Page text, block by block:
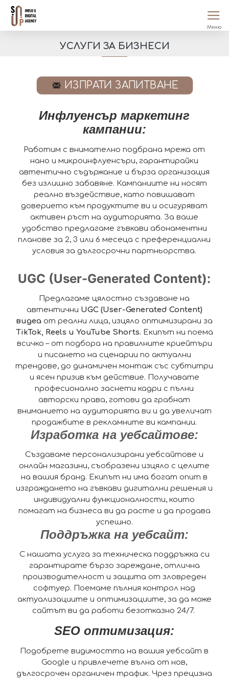
УСЛУГИ ЗА БИЗНЕСИ
ИЗПРАТИ ЗАПИТВАНЕ
Инфлуенсър маркетинг
кампании:
Работим с внимателно подбрана мрежа от
нано и микроинфлуенсъри, гарантирайки
автентично съдържание и бърза организация
без излишно забавяне. Кампаниите ни носят
реално въздействие, като повишават
доверието към продуктите ви и осигуряват
активен ръст на аудиторията. За ваше
удобство предлагаме гъвкави абонаментни
планове за 2, 3 или 6 месеца с преференциални
условия за дългосрочни партньорства.
UGC (User-Generated Content):
Предлагаме цялостно създаване на
автентични UGC (User-Generated Content)
видеа от реални лица, изцяло оптимизирани за
TikTok, Reels и YouTube Shorts. Екипът ни поема
всичко – от подбора на правилните криейтъри
и писането на сценарии по актуални
трендове, до динамичен монтаж със субтитри
и ясен призив към действие. Получавате
професионално заснети кадри с пълни
авторски права, готови да грабнат
вниманието на аудиторията ви и да увеличат
продажбите в рекламните ви кампании.
Изработка на уебсайтове:
Създаваме персонализирани уебсайтове и
онлайн магазини, съобразени изцяло с целите
на вашия бранд. Екипът ни има богат опит в
изграждането на гъвкави дигитални решения и
индивидуални функционалности, които
помагат на бизнеса ви да расте и да продава
успешно.
Поддръжка на уебсайт:
С нашата услуга за техническа поддръжка си
гарантирате бързо зареждане, отлична
производителност и защита от зловреден
софтуер. Поемаме пълния контрол над
актуализациите и оптимизациите, за да може
сайтът ви да работи безотказно 24/7.
SEO оптимизация:
Подобрете видимостта на вашия уебсайт в
Google и привлечете вълна от нов,
дългосрочен органичен трафик. Чрез прецизна